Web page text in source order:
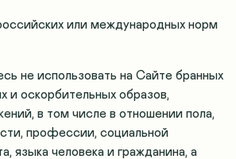
или международных норм
не использовать на Сайте бранных
и оскорбительных образов,
в том числе в отношении пола,
профессии, социальной
языка человека и гражданина, а